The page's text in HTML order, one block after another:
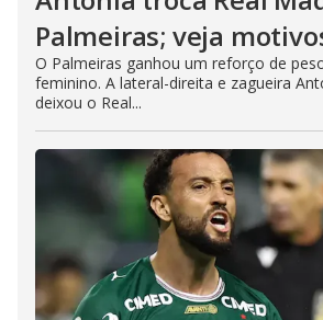
Palmeiras; veja
O Palmeiras ganhou um reforço de
feminino. A lateral-direita e zagueira
deixou o Real...